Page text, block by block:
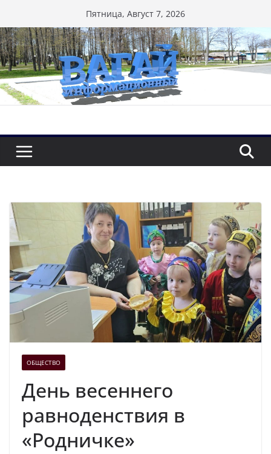
к
содержимому
Пятница, Август 7, 2026
ОБЩЕСТВО
День весеннего
равноденствия в
«Родничке»